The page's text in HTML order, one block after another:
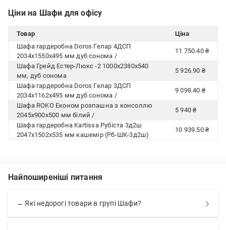
Ціни на Шафи для офісу
Товар
Ціна
Шафа гардеробна Doros Гелар 4ДСП
2034х1550х495 мм дуб сонома /
11 750.40 ₴
Шафа Грейд Естер-Люкс -2 1000х2380х540
мм, дуб сонома
5 926.90 ₴
Шафа гардеробна Doros Гелар 3ДСП
2034х1162х495 мм дуб сонома /
9 098.40 ₴
Шафа ROKO Економ розпашна з консоллю
2045х900х500 мм білий /
5 940 ₴
Шафа гардеробна Kartissa Рубіста 3д2ш
2047х1502х535 мм кашемір (Рб-ШК-3д2ш)
10 939.50 ₴
Найпоширеніші питання
→ Які недорогі товари в групі Шафи?